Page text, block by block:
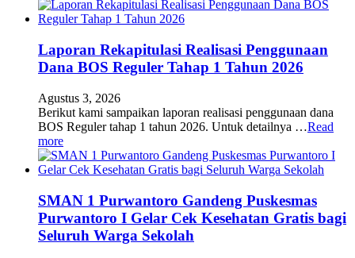
Laporan Rekapitulasi Realisasi Penggunaan
Dana BOS Reguler Tahap 1 Tahun 2026
Agustus 3, 2026
Berikut kami sampaikan laporan realisasi penggunaan dana
BOS Reguler tahap 1 tahun 2026. Untuk detailnya …Read
more
SMAN 1 Purwantoro Gandeng Puskesmas
Purwantoro I Gelar Cek Kesehatan Gratis bagi
Seluruh Warga Sekolah